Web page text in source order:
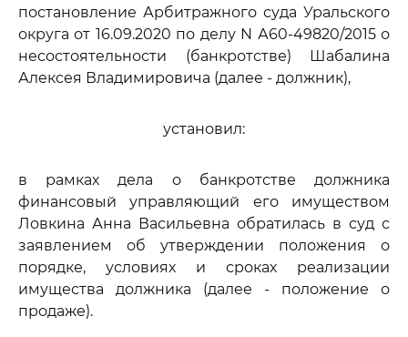
постановление Арбитражного суда Уральского
округа от 16.09.2020 по делу N А60-49820/2015 о
несостоятельности (банкротстве) Шабалина
Алексея Владимировича (далее - должник),
установил:
в рамках дела о банкротстве должника
финансовый управляющий его имуществом
Ловкина Анна Васильевна обратилась в суд с
заявлением об утверждении положения о
порядке, условиях и сроках реализации
имущества должника (далее - положение о
продаже).